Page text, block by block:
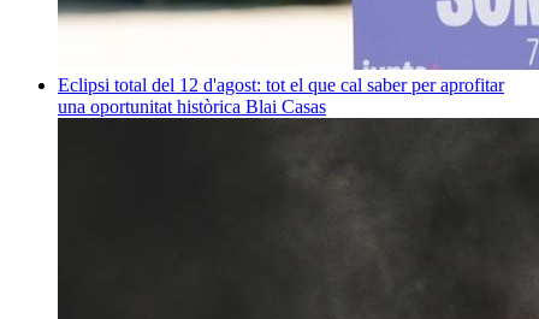
Eclipsi total del 12 d'agost: tot el que cal saber per aprofitar
una oportunitat històrica Blai Casas